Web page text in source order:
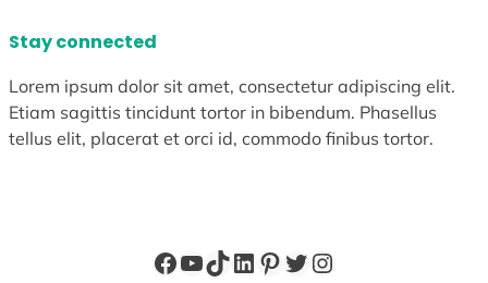
Stay connected
Lorem ipsum dolor sit amet, consectetur adipiscing elit.
Etiam sagittis tincidunt tortor in bibendum. Phasellus
tellus elit, placerat et orci id, commodo finibus tortor.
Facebook
YouTube
TikTok
LinkedIn
Pinterest
X Instagram